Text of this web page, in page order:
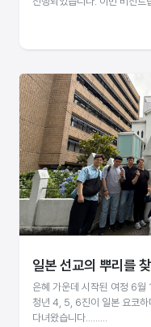
일본 선교의 뿌리를
은혜 가운데 시작된 여정 6
청년 4, 5, 6진이 일본 요코
다녀왔습니다.........